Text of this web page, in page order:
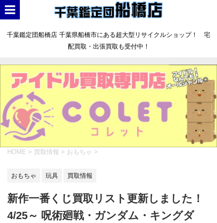
千葉鑑定団船橋店 千葉県船橋市にある超大型リサイクルショップ！ 宅
配買取・出張買取も受付中！
HOME > 買取情報 > おもちゃ >
おもちゃ 玩具 買取情報
新作一番くじ買取リスト更新しました！
4/25～ 呪術廻戦・ガンダム・キングダ